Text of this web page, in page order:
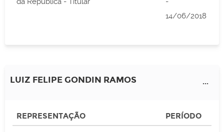
14/06/2018
LUIZ FELIPE GONDIN RAMOS ...
REPRESENTAÇÃO PERÍODO